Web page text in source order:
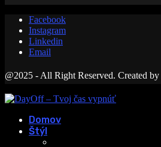
Facebook
Instagram
Linkedin
Email
@2025 - All Right Reserved. Created by
Domov
Štýl